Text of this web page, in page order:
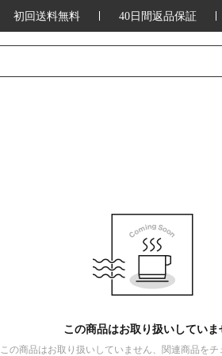
初回送料無料 40日間返品保証
この商品はお取り扱いしていま
この商品はお取り扱いしていません、関連商品を